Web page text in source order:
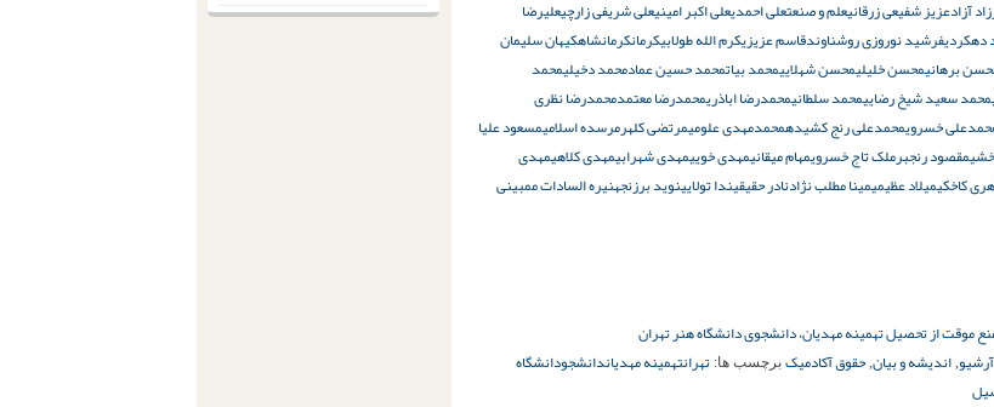
آزادعزیز شفیعی زرقانیعلم و صنعتعلی احمدیعلی اکبر امینیعلی شریفی زارچیعلیرضا
دهکردیفرشید نوروزی روشناوندقاسم عزیزیکرم الله طولابیکرمانکرمانشاهکیهان سلیمان
برهانیمحسن خلیلیمحسن شهلاییمحمد بیاتمحمد حسین عمادمحمد دخیلیمحمد
محمد سعید شیخ رضاییمحمد سلطانیمحمدرضا اباذریمحمدرضا معتمدمحمدرضا نظری
خسرویمحمدعلی رنج کشیدهمحمدمهدی علومیمرتضی کلهرمرسده اسلامیمسعود علیا
مقصود رنجبرملک‌ تاج خسرویمهام میقانیمهدی خوییمهدی شهرابیمهدی کلاهیمهدی
کاخکیمیلاد عظیمیمینا مطلب نژادنادر حقیقیندا تولایینوید برزنجهنیره السادات ممبینی
موقت از تحصیل تهمینه مهدیان، دانشجوی دانشگاه هنر تهران
آرشیو, اندیشه و بیان, حقوق آکادمیک برچسب ها: تهرانتهمینه مهدیاندانشجودانشگاه